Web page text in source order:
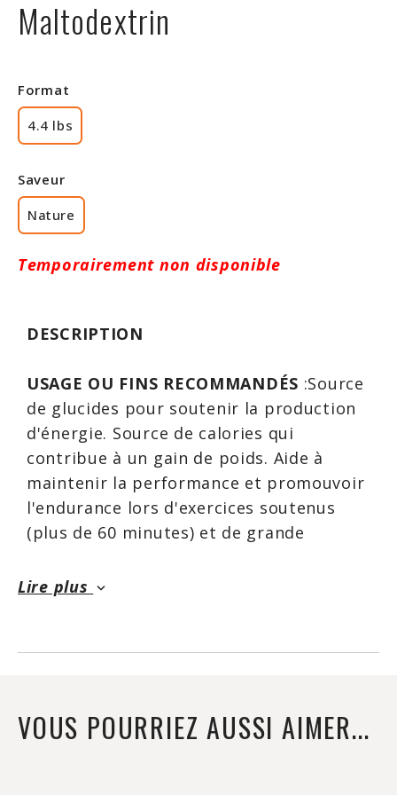
Maltodextrin
Format
4.4 lbs
Saveur
Nature
Temporairement non disponible
DESCRIPTION
USAGE OU FINS RECOMMANDÉS :Source
de glucides pour soutenir la production
d'énergie. Source de calories qui
contribue à un gain de poids. Aide à
maintenir la performance et promouvoir
l'endurance lors d'exercices soutenus
(plus de 60 minutes) et de grande
mesure par jour. Bien mélanger le
consommer. Prendre 45 à 90 minutes
Lire plus keyboard_arrow_down
VOUS POURRIEZ AUSSI AIMER...
Rabais